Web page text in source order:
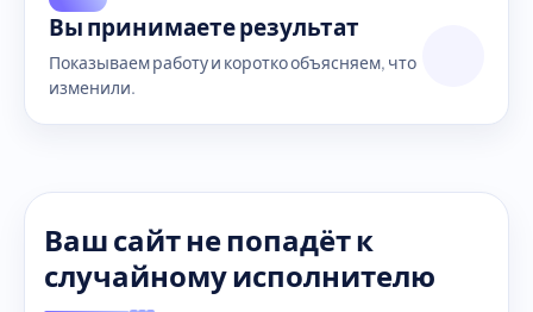
Вы принимаете результат
Показываем работу и коротко объясняем, что
изменили.
Ваш сайт не попадёт к
случайному исполнителю